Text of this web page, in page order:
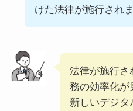
けた法律が施行され
法律が施行さ
務の効率化が
新しいデジタ